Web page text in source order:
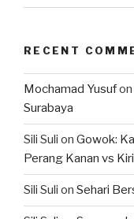
RECENT
Mochamad Yusufon
Surabaya
Sili Suli on Gowok:
Perang Kanan vs Kiri
Sili Suli on Sehari